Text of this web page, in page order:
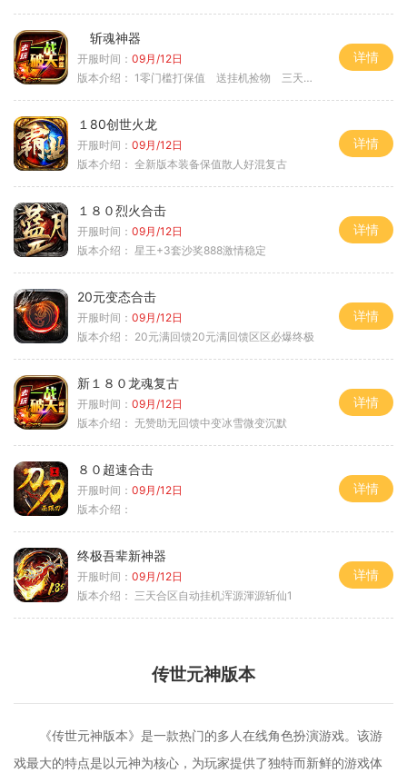
斩魂神器
开服时间： 09月/12日
版本介绍： 1零门槛打保值 送挂机捡物 三天合区
详情
１80创世火龙
开服时间： 09月/12日
版本介绍： 全新版本装备保值散人好混复古
详情
１８０烈火合击
开服时间： 09月/12日
版本介绍： 星王+3套沙奖888激情稳定
详情
20元变态合击
开服时间： 09月/12日
版本介绍： 20元满回馈20元满回馈区区必爆终极
详情
新１８０龙魂复古
开服时间： 09月/12日
版本介绍： 无赞助无回馈中变冰雪微变沉默
详情
８０超速合击
开服时间： 09月/12日
版本介绍：
详情
终极吾辈新神器
开服时间： 09月/12日
版本介绍： 三天合区自动挂机浑源渾源斩仙1
详情
传世元神版本
《传世元神版本》是一款热门的多人在线角色扮演游戏。该游
戏最大的特点是以元神为核心，为玩家提供了独特而新鲜的游戏体